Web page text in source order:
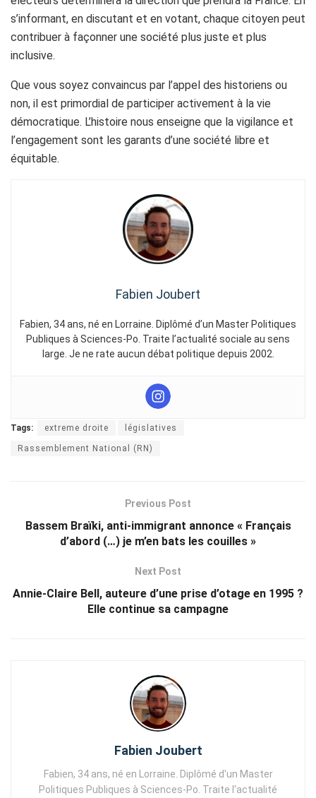
s’informant, en discutant et en votant, chaque citoyen peut
contribuer à façonner une société plus juste et plus
inclusive.
Que vous soyez convaincus par l’appel des historiens ou
non, il est primordial de participer activement à la vie
démocratique. L’histoire nous enseigne que la vigilance et
l’engagement sont les garants d’une société libre et
équitable.
Fabien Joubert
Fabien, 34 ans, né en Lorraine. Diplômé d’un Master Politiques
Publiques à Sciences-Po. Traite l’actualité sociale au sens
large. Je ne rate aucun débat politique depuis 2002.
Tags: extreme droite législatives
Rassemblement National (RN)
Previous Post
Bassem Braïki, anti-immigrant annonce « Français
d’abord (…) je m’en bats les couilles »
Next Post
Annie-Claire Bell, auteure d’une prise d’otage en 1995 ?
Elle continue sa campagne
Fabien Joubert
Fabien, 34 ans, né en Lorraine. Diplômé d'un Master
Politiques Publiques à Sciences-Po. Traite l'actualité